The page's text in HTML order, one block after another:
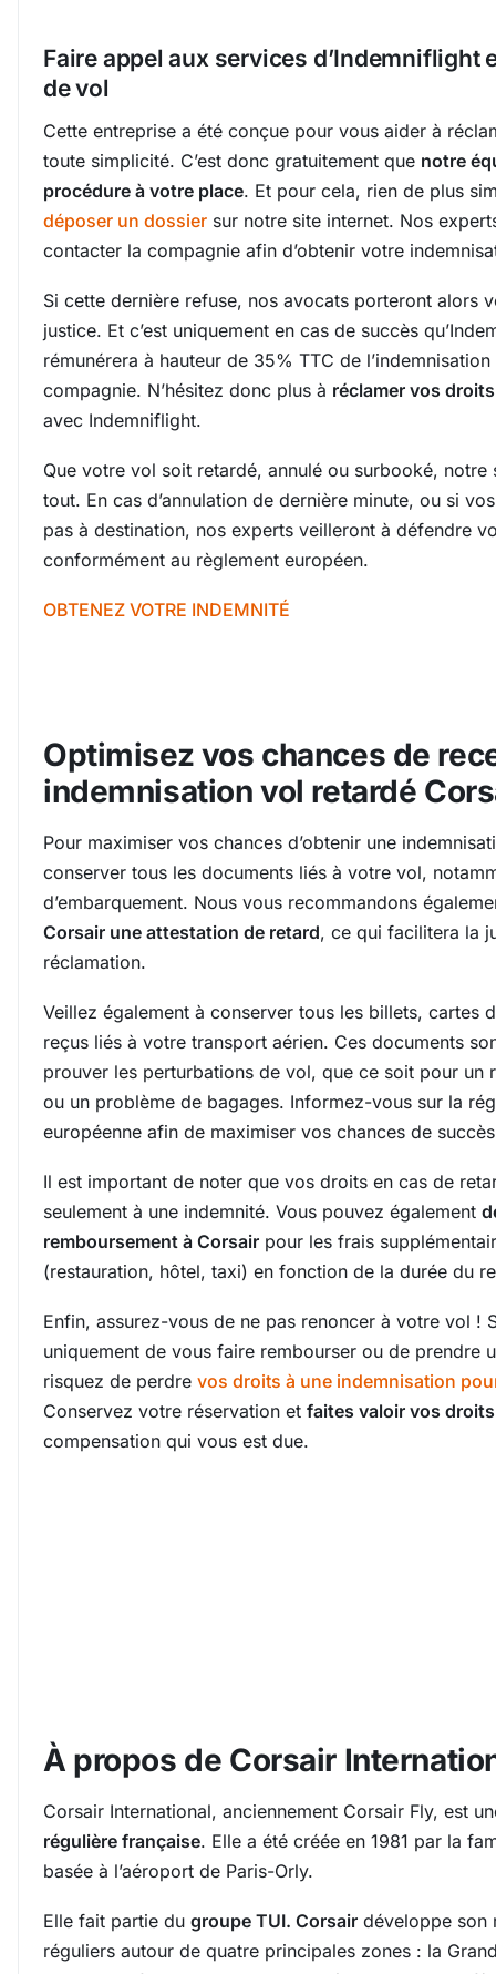
Faire appel aux services d’Indemniflight
de vol
Cette entreprise a été conçue pour vous aider à
toute simplicité. C’est donc gratuitement que notre
procédure à votre place. Et pour cela, rien de plus
déposer un dossier sur notre site internet. Nos
contacter la compagnie afin d’obtenir votre
Si cette dernière refuse, nos avocats porteront alors
justice. Et c’est uniquement en cas de succès
rémunérera à hauteur de 35% TTC de
compagnie. N’hésitez donc plus à réclamer vos
avec Indemniflight.
Que votre vol soit retardé, annulé ou surbooké, notre
tout. En cas d’annulation de dernière minute, ou si
pas à destination, nos experts veilleront à défendre
conformément au règlement européen.
OBTENEZ VOTRE INDEMNITÉ
Optimisez vos chances de
indemnisation vol retardé
Pour maximiser vos chances d’obtenir une
conserver tous les documents liés à votre vol,
d’embarquement. Nous vous recommandons
Corsair une attestation de retard, ce qui facilitera la
réclamation.
Veillez également à conserver tous les billets, cartes
reçus liés à votre transport aérien. Ces documents
prouver les perturbations de vol, que ce soit pour un
ou un problème de bagages. Informez-vous sur la
européenne afin de maximiser vos chances de
Il est important de noter que vos droits en cas de
seulement à une indemnité. Vous pouvez également
remboursement à Corsair pour les frais
(restauration, hôtel, taxi) en fonction de la durée du
Enfin, assurez-vous de ne pas renoncer à votre vol !
uniquement de vous faire rembourser ou de prendre
risquez de perdre vos droits à une indemnisation
Conservez votre réservation et faites valoir vos droits
compensation qui vous est due.
À propos de Corsair
Corsair International, anciennement Corsair Fly, est
régulière française. Elle a été créée en 1981 par la
basée à l’aéroport de Paris-Orly.
Elle fait partie du groupe TUI. Corsair développe son
réguliers autour de quatre principales zones : la